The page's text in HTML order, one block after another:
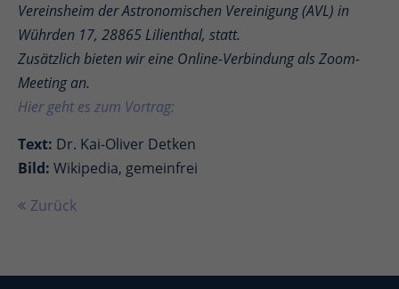
Vereinsheim der Astronomischen Vereinigung (AVL) in
Wührden 17, 28865 Lilienthal, statt.
Zusätzlich bieten wir eine Online-Verbindung als Zoom-
Meeting an.
Hier geht es zum Vortrag:
Text: Dr. Kai-Oliver Detken
Bild: Wikipedia, gemeinfrei
Zurück